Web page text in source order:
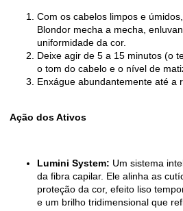
Com os cabelos limpos e
Blondor mecha a mecha,
uniformidade da cor.
Deixe agir de 5 a 15 minutos (o
o tom do cabelo e o nível de
Enxágue abundantemente até a
Ação dos Ativos
Lumini System: Um sistema
da fibra capilar. Ele alinha as
proteção da cor, efeito liso
e um brilho tridimensional que